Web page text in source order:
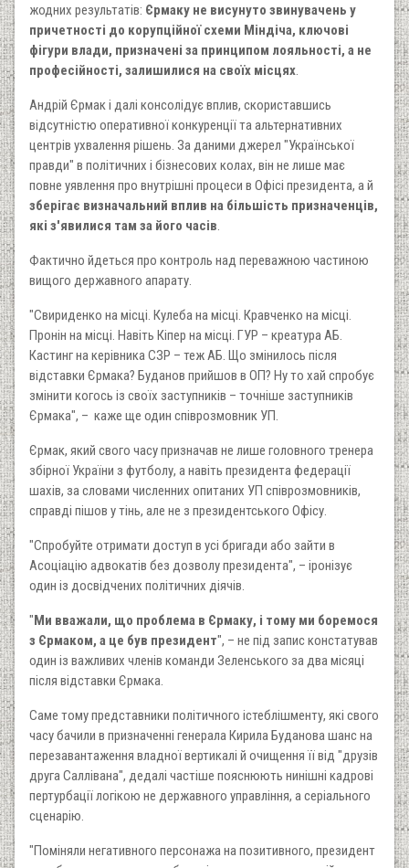
жодних результатів: Єрмаку не висунуто звинувачень у
причетності до корупційної схеми Міндіча, ключові
фігури влади, призначені за принципом лояльності, а не
професійності, залишилися на своїх місцях.
Андрій Єрмак і далі консолідує вплив, скориставшись
відсутністю оперативної конкуренції та альтернативних
центрів ухвалення рішень. За даними джерел "Української
правди" в політичних і бізнесових колах, він не лише має
повне уявлення про внутрішні процеси в Офісі президента, а й
зберігає визначальний вплив на більшість призначенців,
які з'явилися там за його часів.
Фактично йдеться про контроль над переважною частиною
вищого державного апарату.
"Свириденко на місці. Кулеба на місці. Кравченко на місці.
Пронін на місці. Навіть Кіпер на місці. ГУР – креатура АБ.
Кастинг на керівника СЗР – теж АБ. Що змінилось після
відставки Єрмака? Буданов прийшов в ОП? Ну то хай спробує
змінити когось із своїх заступників – точніше заступників
Єрмака", – каже ще один співрозмовник УП.
Єрмак, який свого часу призначав не лише головного тренера
збірної України з футболу, а навіть президента федерації
шахів, за словами численних опитаних УП співрозмовників,
справді пішов у тінь, але не з президентського Офісу.
"Спробуйте отримати доступ в усі бригади або зайти в
Асоціацію адвокатів без дозволу президента", – іронізує
один із досвідчених політичних діячів.
"Ми вважали, що проблема в Єрмаку, і тому ми боремося
з Єрмаком, а це був президент", – не під запис констатував
один із важливих членів команди Зеленського за два місяці
після відставки Єрмака.
Саме тому представники політичного істеблішменту, які свого
часу бачили в призначенні генерала Кирила Буданова шанс на
перезавантаження владної вертикалі й очищення її від "друзів
друга Саллівана", дедалі частіше пояснюють нинішні кадрові
пертурбації логікою не державного управління, а серіального
сценарію.
"Поміняли негативного персонажа на позитивного, президент